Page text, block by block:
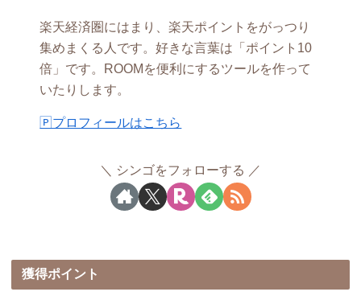
楽天経済圏にはまり、楽天ポイントをがっつり
集めまくる人です。好きな言葉は「ポイント10
倍」です。ROOMを便利にするツールを作って
いたりします。
🄿プロフィールはこちら
シンゴをフォローする
獲得ポイント